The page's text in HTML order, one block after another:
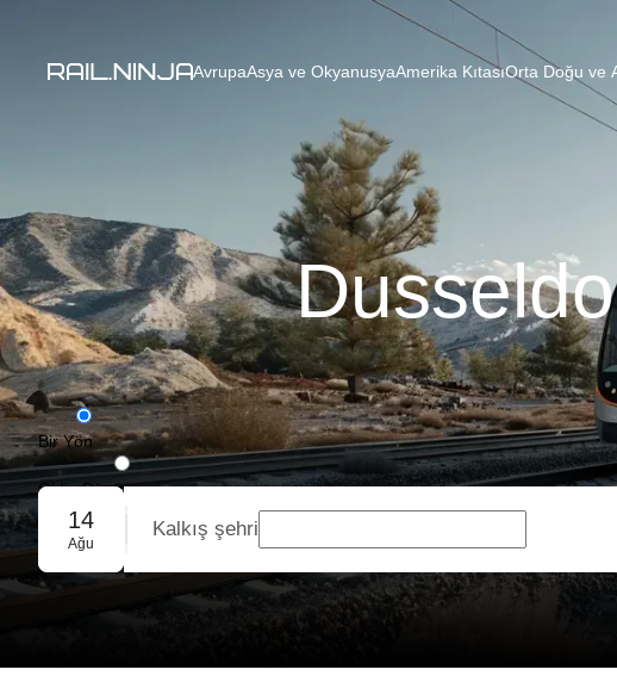
AvrupaAsya ve OkyanusyaAmerika KıtasıOrta Doğu ve
Bir Yön
Gidiş-Dönüş
Grup Rezervasyonu
14
Ağu
Kalkış şehri